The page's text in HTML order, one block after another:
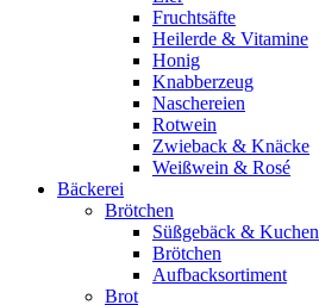
Fruchtsäfte
Heilerde & Vitamine
Honig
Knabberzeug
Naschereien
Rotwein
Zwieback & Knäcke
Weißwein & Rosé
Bäckerei
Brötchen
Süßgebäck & Kuchen
Brötchen
Aufbacksortiment
Brot